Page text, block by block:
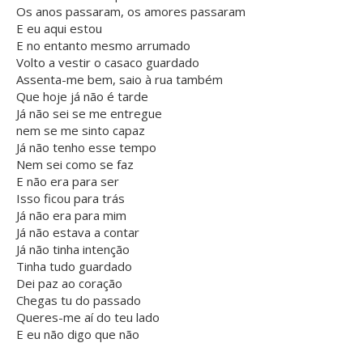
Os anos passaram, os amores passaram
E eu aqui estou
E no entanto mesmo arrumado
Volto a vestir o casaco guardado
Assenta-me bem, saio à rua também
Que hoje já não é tarde
Já não sei se me entregue
nem se me sinto capaz
Já não tenho esse tempo
Nem sei como se faz
E não era para ser
Isso ficou para trás
Já não era para mim
Já não estava a contar
Já não tinha intenção
Tinha tudo guardado
Dei paz ao coração
Chegas tu do passado
Queres-me aí do teu lado
E eu não digo que não